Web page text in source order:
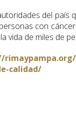
del
con
vida de miles de
calidad/